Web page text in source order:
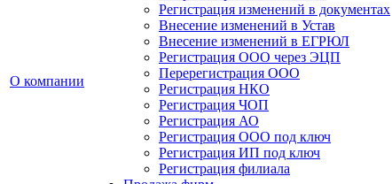
О компании
Регистрация изменений в документах
Внесение изменений в Устав
Внесение изменений в ЕГРЮЛ
Регистрация ООО через ЭЦП
Перерегистрация ООО
Регистрация НКО
Регистрация ЧОП
Регистрация АО
Регистрация ООО под ключ
Регистрация ИП под ключ
Регистрация филиала